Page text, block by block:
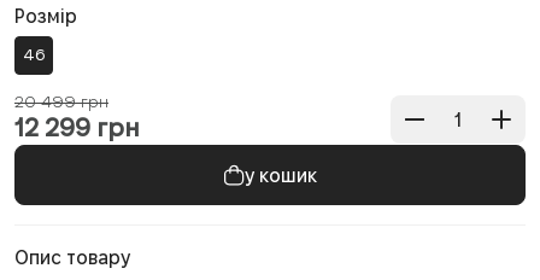
Розмір
46
20 499 грн
12 299 грн
Опис товару